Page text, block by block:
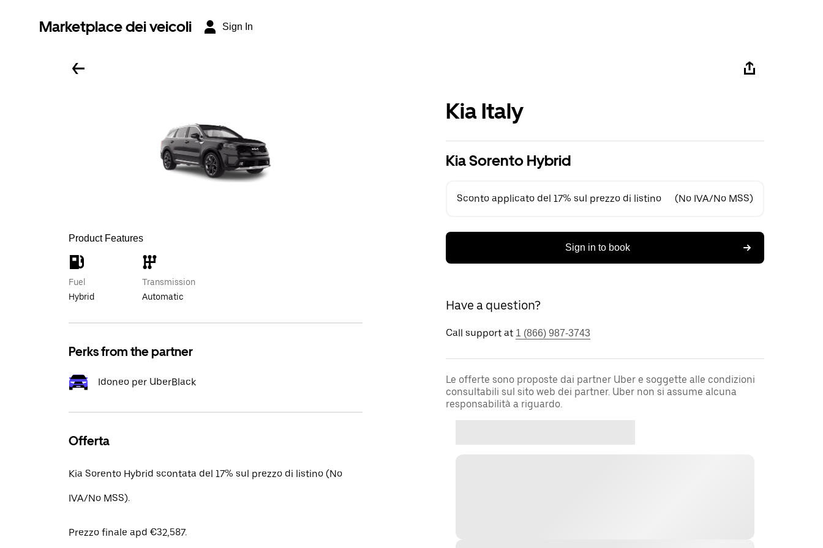
Marketplace dei veicoli Sign In
Product Features
Fuel
Hybrid
Transmission
Automatic
Perks from the partner
Idoneo per UberBlack
Offerta
Kia Sorento Hybrid scontata del 17% sul prezzo di listino (No
IVA/No MSS).
Prezzo finale apd €32,587.
Kia Italy
Kia Sorento Hybrid
Sconto applicato del 17% sul prezzo di listino (No IVA/No MSS)
Sign in to book
Have a question?
Call support at 1 (866) 987-3743
Le offerte sono proposte dai partner Uber e soggette alle condizioni
consultabili sul sito web dei partner. Uber non si assume alcuna
responsabilità a riguardo.